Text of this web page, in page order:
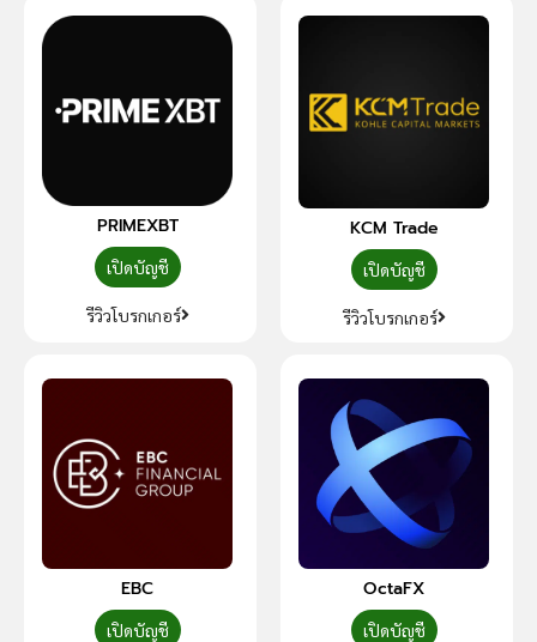
PRIMEXBT
เปิดบัญชี
รีวิวโบรกเกอร์
KCM Trade
เปิดบัญชี
รีวิวโบรกเกอร์
EBC
เปิดบัญชี
OctaFX
เปิดบัญชี